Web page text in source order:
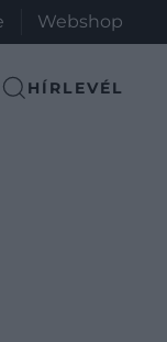
Webshop
HÍRLEVÉL